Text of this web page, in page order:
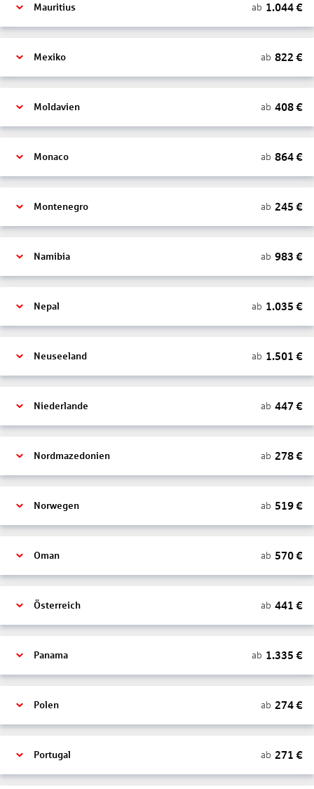
Mauritius ab 1.044€
Mexiko ab 822 €
Moldavien ab 408€
Monaco ab 864€
Montenegro ab 245 €
Namibia ab 983 €
Nepal ab 1.035 €
Neuseeland ab 1.501 €
Niederlande ab 447 €
Nordmazedonien ab 278€
Norwegen ab 519€
Oman ab 570€
Österreich ab 441 €
Panama ab 1.335 €
Polen ab 274€
Portugal ab 271 €